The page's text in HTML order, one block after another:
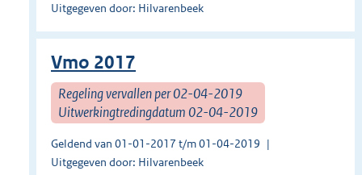
Uitgegeven door: Hilvarenbeek
Vmo 2017
Regeling vervallen per 02-04-2019
Uitwerkingtredingdatum 02-04-2019
Geldend van 01-01-2017 t/m 01-04-2019
Uitgegeven door: Hilvarenbeek